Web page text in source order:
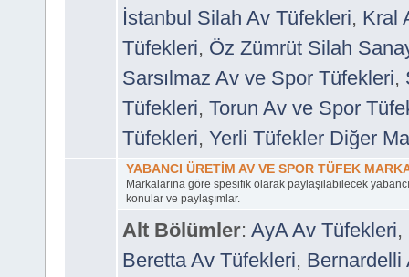
İstanbul Silah Av Tüfekleri, Kral
Tüfekleri, Öz Zümrüt Silah
Sarsılmaz Av ve Spor Tüfekleri,
Tüfekleri, Torun Av ve Spor
Tüfekleri, Yerli Tüfekler Diğer
YABANCI ÜRETİM AV VE SPOR TÜFEK
Markalarına göre spesifik olarak paylaşılabilecek
konular ve paylaşımlar.
Alt Bölümler: AyA Av Tüfekleri,
Beretta Av Tüfekleri, Bernardelli